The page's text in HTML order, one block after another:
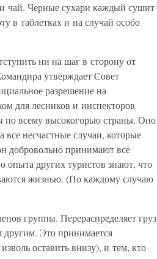
чай. Черные сухари каждый сушит
в таблетках и на случай особо
ни на шаг в сторону от
утверждает Совет
разрешение на
для лесников и инспекторов
по всему высокогорью страны. Оно
все несчастные случаи, которые
добровольно принимают все
опыта других туристов знают, что
жизнью. (По каждому случаю
группы. Перераспределяет груз
другим. Это принимается
оставить внизу), и тем, кто